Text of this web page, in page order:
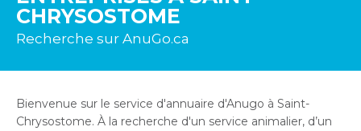
CHRYSOSTOME
Recherche sur AnuGo.ca
Bienvenue sur le service d'annuaire d'Anugo à Saint-
Chrysostome. À la recherche d'un service animalier, d’un